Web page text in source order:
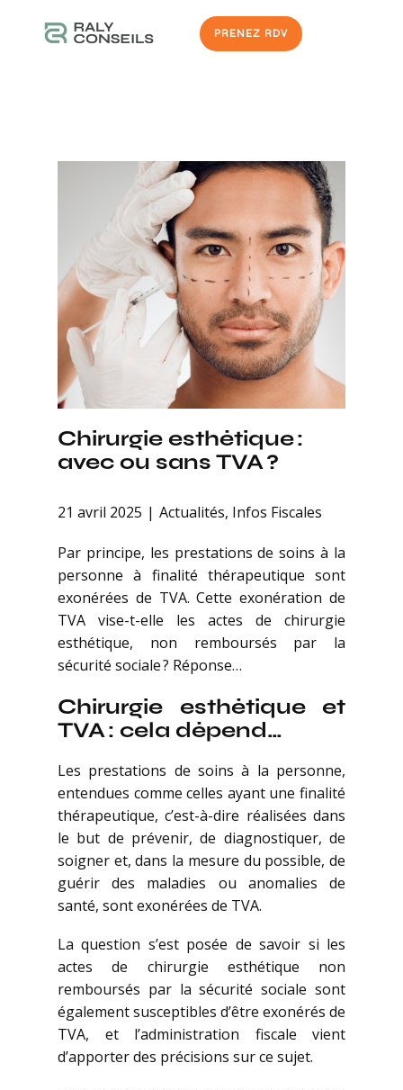
PRENEZ RDV
Chirurgie esthétique :
avec ou sans TVA ?
21 avril 2025 Actualités, Infos Fiscales
Par principe, les prestations de soins à la
personne à finalité thérapeutique sont
exonérées de TVA. Cette exonération de
TVA vise-t-elle les actes de chirurgie
esthétique, non remboursés par la
sécurité sociale ? Réponse…
Chirurgie esthétique et
TVA : cela dépend…
Les prestations de soins à la personne,
entendues comme celles ayant une finalité
thérapeutique, c’est-à-dire réalisées dans
le but de prévenir, de diagnostiquer, de
soigner et, dans la mesure du possible, de
guérir des maladies ou anomalies de
santé, sont exonérées de TVA.
La question s’est posée de savoir si les
actes de chirurgie esthétique non
remboursés par la sécurité sociale sont
également susceptibles d’être exonérés de
TVA, et l’administration fiscale vient
d’apporter des précisions sur ce sujet.